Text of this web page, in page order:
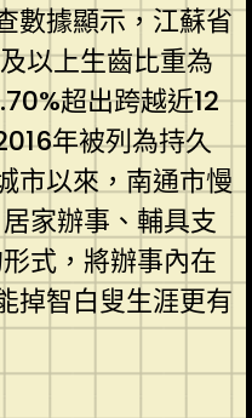
據顯示，江蘇省
以上生齒比重為
超出跨越近12
年被列為持久
市以來，南通市慢
家辦事、輔具支
式，將辦事內在
掉智白叟生涯更有